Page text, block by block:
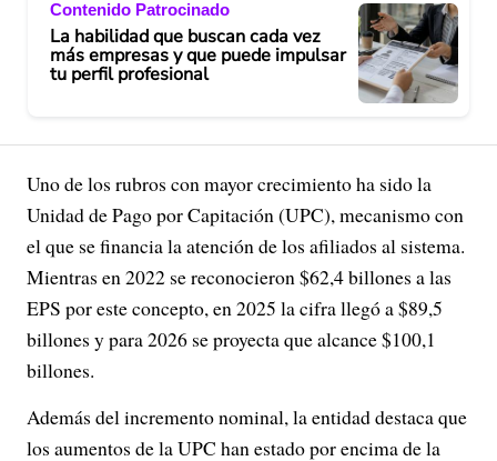
Contenido Patrocinado
La habilidad que buscan cada vez
más empresas y que puede impulsar
tu perfil profesional
Uno de los rubros con mayor crecimiento ha sido la
Unidad de Pago por Capitación (UPC), mecanismo con
el que se financia la atención de los afiliados al sistema.
Mientras en 2022 se reconocieron $62,4 billones a las
EPS por este concepto, en 2025 la cifra llegó a $89,5
billones y para 2026 se proyecta que alcance $100,1
billones.
Además del incremento nominal, la entidad destaca que
los aumentos de la UPC han estado por encima de la